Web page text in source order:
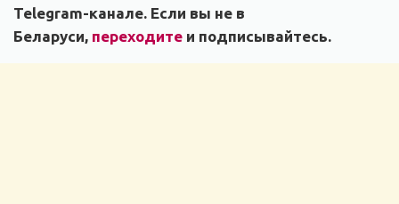
Telegram-канале. Если вы не в
Беларуси, переходите и подписывайтесь.